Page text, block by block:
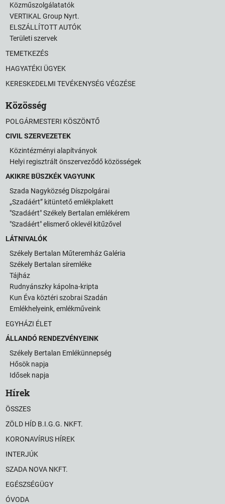
Közműszolgálatatók
VERTIKAL Group Nyrt.
ELSZÁLLÍTOTT AUTÓK
Területi szervek
TEMETKEZÉS
HAGYATÉKI ÜGYEK
KERESKEDELMI TEVÉKENYSÉG VÉGZÉSE
Közösség
POLGÁRMESTERI KÖSZÖNTŐ
CIVIL SZERVEZETEK
Közintézményi alapítványok
Helyi regisztrált önszerveződő közösségek
AKIKRE BÜSZKÉK VAGYUNK
Szada Nagyközség Díszpolgárai
„Szadáért” kitüntető emlékplakett
"Szadáért" Székely Bertalan emlékérem
"Szadáért" elismerő oklevél kitűzővel
LÁTNIVALÓK
Székely Bertalan Műteremház Galéria
Székely Bertalan síremléke
Tájház
Rudnyánszky kápolna-kripta
Kun Éva köztéri szobrai Szadán
Emlékhelyeink, emlékműveink
EGYHÁZI ÉLET
ÁLLANDÓ RENDEZVÉNYEINK
Székely Bertalan Emlékünnepség
Hősök napja
Idősek napja
Hírek
ÖSSZES
ZÖLD HÍD B.I.G.G. NKFT.
KORONAVÍRUS HÍREK
INTERJÚK
SZADA NOVA NKFT.
EGÉSZSÉGÜGY
ÓVODA